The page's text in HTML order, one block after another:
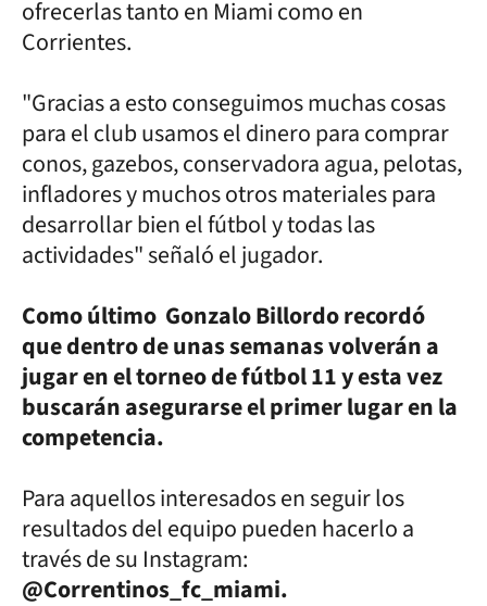
ofrecerlas tanto en Miami como en
Corrientes.
"Gracias a esto conseguimos muchas cosas
para el club usamos el dinero para comprar
conos, gazebos, conservadora agua, pelotas,
infladores y muchos otros materiales para
desarrollar bien el fútbol y todas las
actividades" señaló el jugador.
Como último Gonzalo Billordo recordó
que dentro de unas semanas volverán a
jugar en el torneo de fútbol 11 y esta vez
buscarán asegurarse el primer lugar en la
competencia.
Para aquellos interesados en seguir los
resultados del equipo pueden hacerlo a
través de su Instagram:
@Correntinos_fc_miami.